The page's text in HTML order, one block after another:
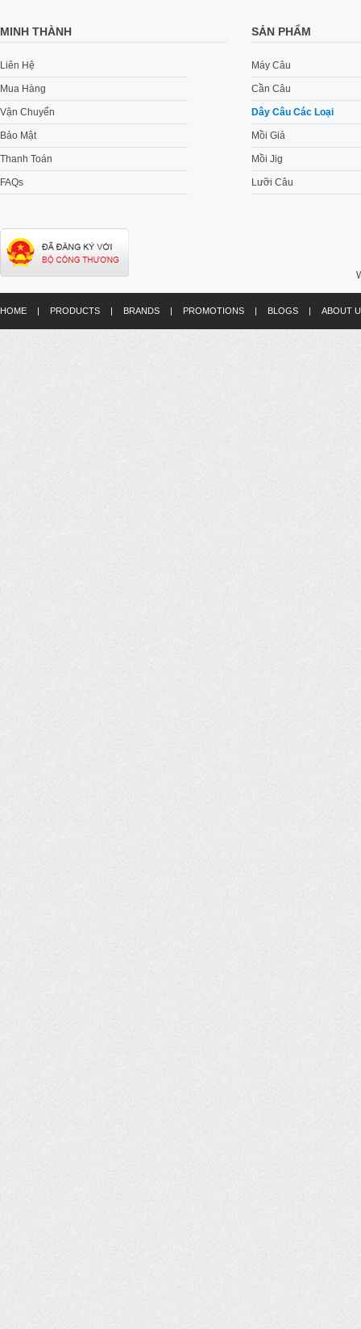
MINH THÀNH
Liên Hệ
Mua Hàng
Vận Chuyển
Bảo Mật
Thanh Toán
FAQs
SẢN PHẨM
Máy Câu
Cần Câu
Dây Câu Các Loại
Mồi Giả
Mồi Jig
Lưỡi Câu
HOME | PRODUCTS | BRANDS | PROMOTIONS | BLOGS | ABOUT